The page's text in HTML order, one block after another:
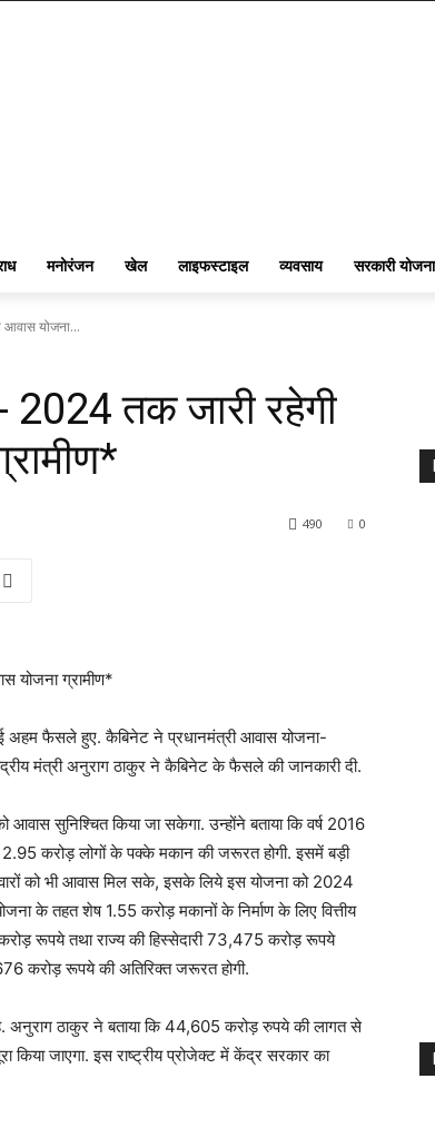
मनोरंजन खेल लाइफस्टाइल व्यवसाय सरकारी
आवास योजना...
2024 तक जारी रहेगी
0
490
योजना ग्रामीण*
अहम फैसले हुए. कैबिनेट ने प्रधानमंत्री आवास योजना-
मंत्री अनुराग ठाकुर ने कैबिनेट के फैसले की जानकारी दी.
सुनिश्चित किया जा सकेगा. उन्होंने बताया कि वर्ष 2016
करोड़ लोगों के पक्के मकान की जरूरत होगी. इसमें बड़ी
को भी आवास मिल सके, इसके लिये इस योजना को 2024
के तहत शेष 1.55 करोड़ मकानों के निर्माण के लिए वित्तीय
रूपये तथा राज्य की हिस्सेदारी 73,475 करोड़ रूपये
करोड़ रूपये की अतिरिक्त जरूरत होगी.
अनुराग ठाकुर ने बताया कि 44,605 करोड़ रुपये की लागत से
किया जाएगा. इस राष्ट्रीय प्रोजेक्ट में केंद्र सरकार का